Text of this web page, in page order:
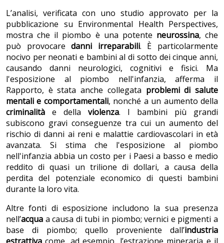
L’analisi, verificata con uno studio approvato per la
pubblicazione su Environmental Health Perspectives,
mostra che il piombo è una potente neurossina, che
può provocaredanni irreparabili. È particolarmente
nocivo per neonati e bambini al di sotto dei cinque anni,
causando danni neurologici, cognitivi e fisici. Ma
l'esposizione al piombo nell'infanzia, afferma il
Rapporto, è stata anche collegata problemi di salute
mentali e comportamentali, nonché a un aumento della
criminalità e della violenza. I bambini più grandi
subiscono gravi conseguenze tra cui un aumento del
rischio di danni ai reni e malattie cardiovascolari in età
avanzata. Si stima che l'esposizione al piombo
nell'infanzia abbia un costo per i Paesi a basso e medio
reddito di quasi un trilione di dollari, a causa della
perdita del potenziale economico di questi bambini
durante la loro vita.
Altre fonti di esposizione includono la sua presenza
nell’acqua a causa di tubi in piombo; vernici e pigmenti a
base di piombo; quello proveniente dall’industria
estrattiva come, ad esempio, l’estrazione mineraria e il